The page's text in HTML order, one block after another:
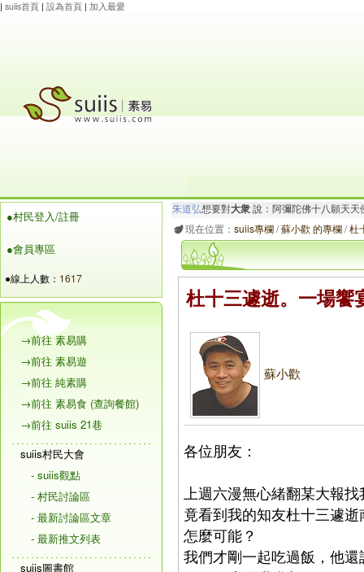
| suiis首頁 | 設為首頁 | 加入最愛
●村民登入/註冊
●會員專區
●線上人數： 1617
→前往 素易購
→前往 素易遊
→前往 純素購
→前往 素易食 (查詢餐館)
→前往 suiis 21巷
suiis村民大會
- suiis觀點
- 村民討論區
- 最新討論區文章
- 最新推文列表
suiis圖書館
朱道弘想要對 大衆說：阿彌陀佛十八願天
maysnow...想要對 有情眾生說：阿彌陀佛.
現在位置： suiis專欄/蘇小歡 的專欄/杜
杜十三遽逝。一場饗
蘇小歡
各位朋友：
上週六漫無心緒翻某大報
竟看到我的知友杜十三遽
怎麼可能？
我們才剛一起吃過飯，他